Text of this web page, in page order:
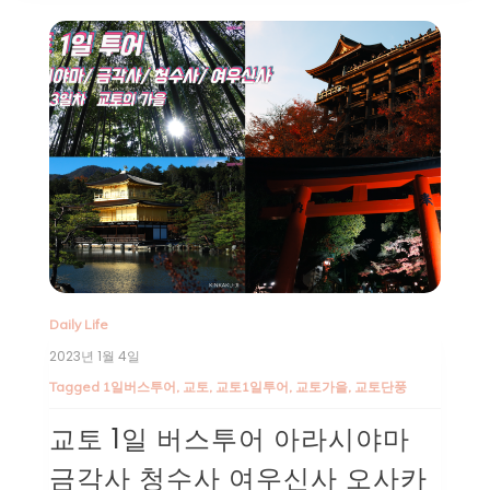
Daily Life
2023년 1월 4일
Tagged 1일버스투어, 교토, 교토1일투어, 교토가을, 교토단풍
교토 1일 버스투어 아라시야마
금각사 청수사 여우신사 오사카